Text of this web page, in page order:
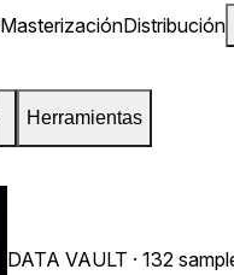
MasterizaciónDistribución
Herramientas
DATA VAULT · 132